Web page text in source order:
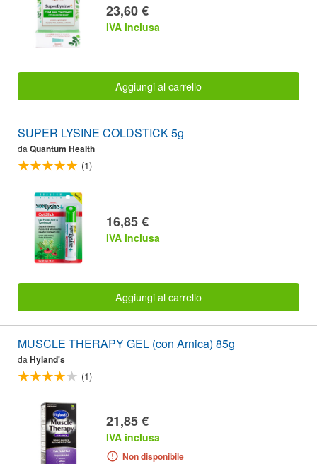
23,60 €
IVA inclusa
Aggiungi al carrello
SUPER LYSINE COLDSTICK 5g
da Quantum Health
(1)
16,85 €
IVA inclusa
Aggiungi al carrello
MUSCLE THERAPY GEL (con Arnica) 85g
da Hyland's
(1)
21,85 €
IVA inclusa
Non disponibile